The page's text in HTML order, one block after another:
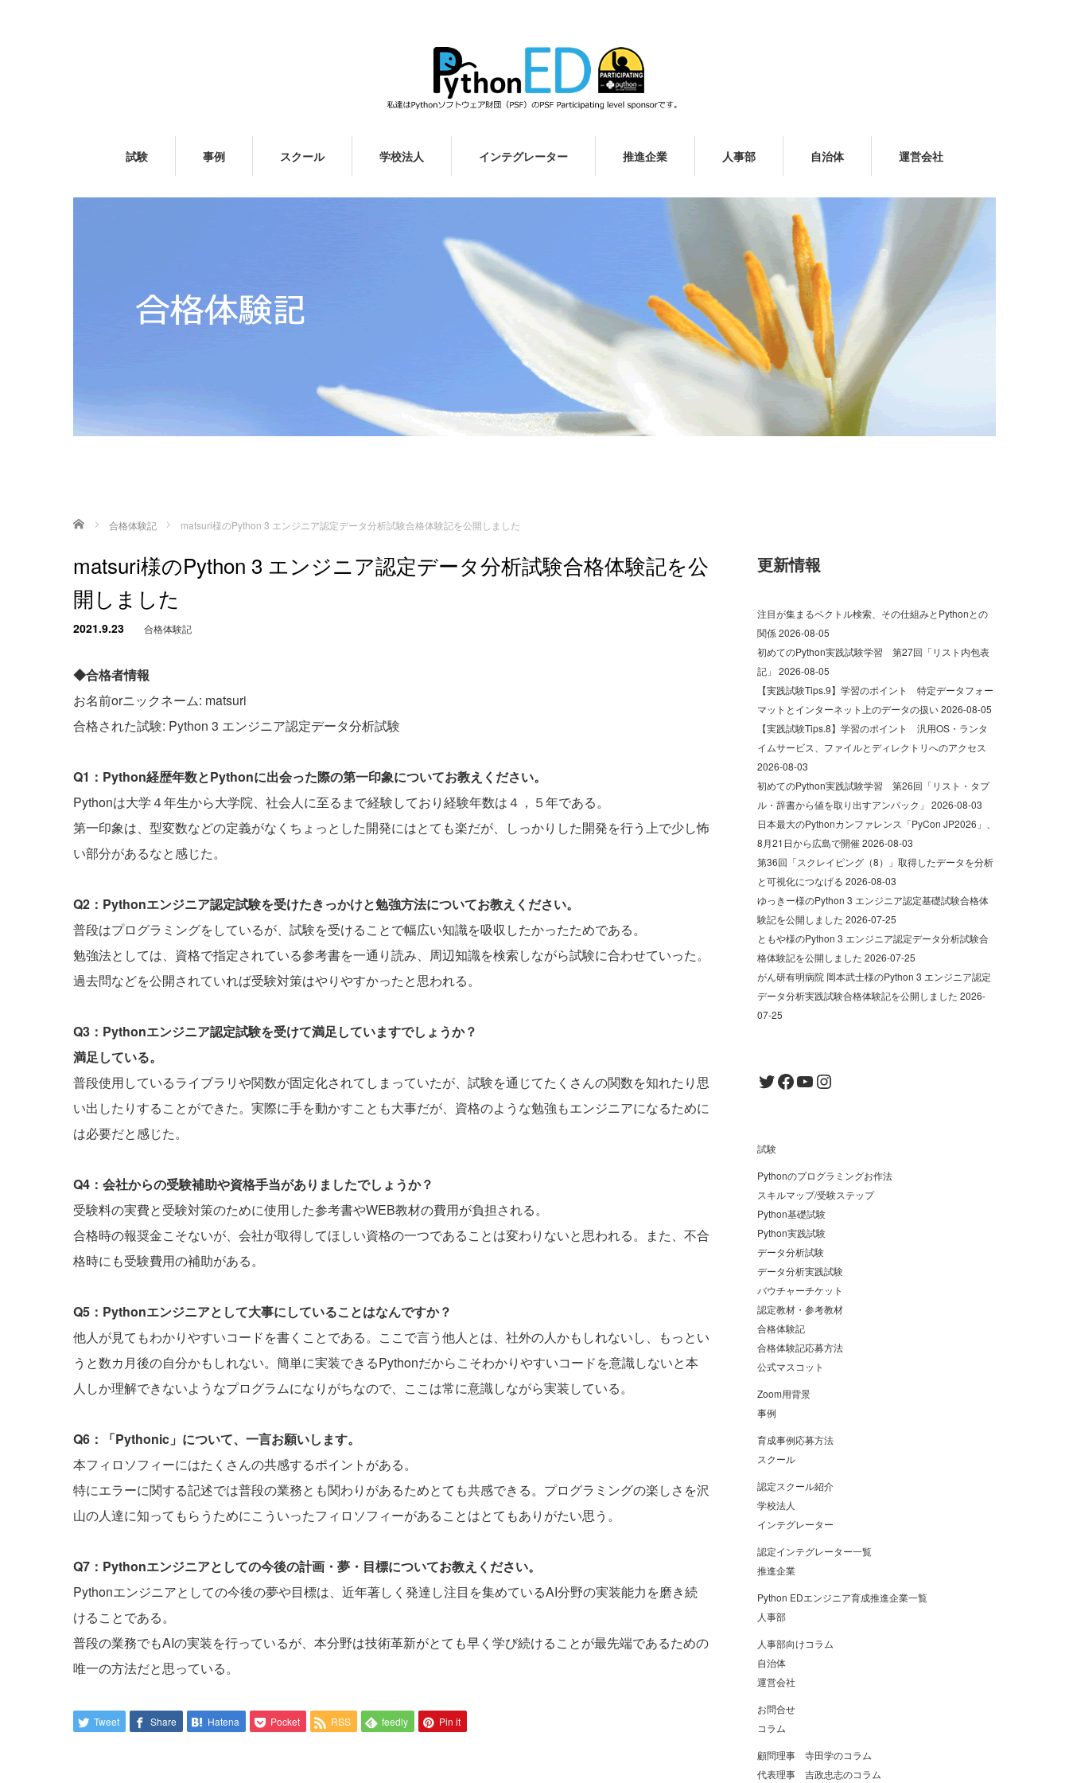
試験 事例 スクール 学校法人 インテグレーター 推進企業 人事部 自治体 運営会社
ホーム 合格体験記 matsuri様のPython 3 エンジニア認定データ分析試験合格体験記を公開しました
matsuri様のPython 3 エンジニア認定データ分析試験合格体験記を公
開しました
2021.9.23 合格体験記
◆合格者情報
お名前orニックネーム: matsuri
合格された試験: Python 3 エンジニア認定データ分析試験
Q1：Python経歴年数とPythonに出会った際の第一印象についてお教えください。
Pythonは大学４年生から大学院、社会人に至るまで経験しており経験年数は４，５年である。
第一印象は、型変数などの定義がなくちょっとした開発にはとても楽だが、しっかりした開発を行う上で少し怖
い部分があるなと感じた。
Q2：Pythonエンジニア認定試験を受けたきっかけと勉強方法についてお教えください。
普段はプログラミングをしているが、試験を受けることで幅広い知識を吸収したかったためである。
勉強法としては、資格で指定されている参考書を一通り読み、周辺知識を検索しながら試験に合わせていった。
過去問などを公開されていれば受験対策はやりやすかったと思われる。
Q3：Pythonエンジニア認定試験を受けて満足していますでしょうか？
満足している。
普段使用しているライブラリや関数が固定化されてしまっていたが、試験を通じてたくさんの関数を知れたり思
い出したりすることができた。実際に手を動かすことも大事だが、資格のような勉強もエンジニアになるために
は必要だと感じた。
Q4：会社からの受験補助や資格手当がありましたでしょうか？
受験料の実費と受験対策のために使用した参考書やWEB教材の費用が負担される。
合格時の報奨金こそないが、会社が取得してほしい資格の一つであることは変わりないと思われる。また、不合
格時にも受験費用の補助がある。
Q5：Pythonエンジニアとして大事にしていることはなんですか？
他人が見てもわかりやすいコードを書くことである。ここで言う他人とは、社外の人かもしれないし、もっとい
うと数カ月後の自分かもしれない。簡単に実装できるPythonだからこそわかりやすいコードを意識しないと本
人しか理解できないようなプログラムになりがちなので、ここは常に意識しながら実装している。
Q6：「Pythonic」について、一言お願いします。
本フィロソフィーにはたくさんの共感するポイントがある。
特にエラーに関する記述では普段の業務とも関わりがあるためとても共感できる。プログラミングの楽しさを沢
山の人達に知ってもらうためにこういったフィロソフィーがあることはとてもありがたい思う。
Q7：Pythonエンジニアとしての今後の計画・夢・目標についてお教えください。
Pythonエンジニアとしての今後の夢や目標は、近年著しく発達し注目を集めているAI分野の実装能力を磨き続
けることである。
普段の業務でもAIの実装を行っているが、本分野は技術革新がとても早く学び続けることが最先端であるための
唯一の方法だと思っている。
Tweet Share Hatena Pocket RSS feedly Pin it
更新情報
注目が集まるベクトル検索、その仕組みとPythonとの
関係2026-08-05
初めてのPython実践試験学習 第27回「リスト内包表
記」 2026-08-05
【実践試験Tips.9】学習のポイント 特定データフォー
マットとインターネット上のデータの扱い2026-08-05
【実践試験Tips.8】学習のポイント 汎用OS・ランタ
イムサービス、ファイルとディレクトリへのアクセス
2026-08-03
初めてのPython実践試験学習 第26回「リスト・タプ
ル・辞書から値を取り出すアンパック」 2026-08-03
日本最大のPythonカンファレンス「PyCon JP2026」、
8月21日から広島で開催2026-08-03
第36回「スクレイピング（8）」取得したデータを分析
と可視化につなげる 2026-08-03
ゆっきー様のPython 3 エンジニア認定基礎試験合格体
験記を公開しました 2026-07-25
ともや様のPython 3 エンジニア認定データ分析試験合
格体験記を公開しました 2026-07-25
がん研有明病院 岡本武士様のPython 3 エンジニア認定
データ分析実践試験合格体験記を公開しました 2026-
07-25
Twitter
Facebook
YouTube
Instagram
試験
Pythonのプログラミングお作法
スキルマップ/受験ステップ
Python基礎試験
Python実践試験
データ分析試験
データ分析実践試験
バウチャーチケット
認定教材・参考教材
合格体験記
合格体験記応募方法
公式マスコット
Zoom用背景
事例
育成事例応募方法
スクール
認定スクール紹介
学校法人
インテグレーター
認定インテグレーター一覧
推進企業
Python EDエンジニア育成推進企業一覧
人事部
人事部向けコラム
自治体
運営会社
お問合せ
コラム
顧問理事 寺田学のコラム
代表理事 吉政忠志のコラム